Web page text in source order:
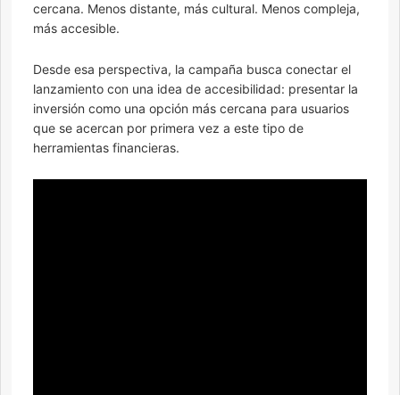
cercana. Menos distante, más cultural. Menos compleja,
más accesible.
Desde esa perspectiva, la campaña busca conectar el
lanzamiento con una idea de accesibilidad: presentar la
inversión como una opción más cercana para usuarios
que se acercan por primera vez a este tipo de
herramientas financieras.